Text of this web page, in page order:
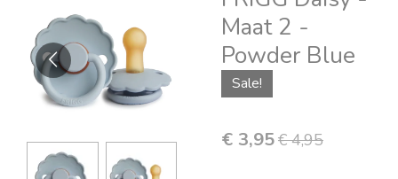
Maat 2 -
Powder Blue
Sale!
€ 3,95€ 4,95